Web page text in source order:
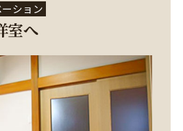
ション
へ